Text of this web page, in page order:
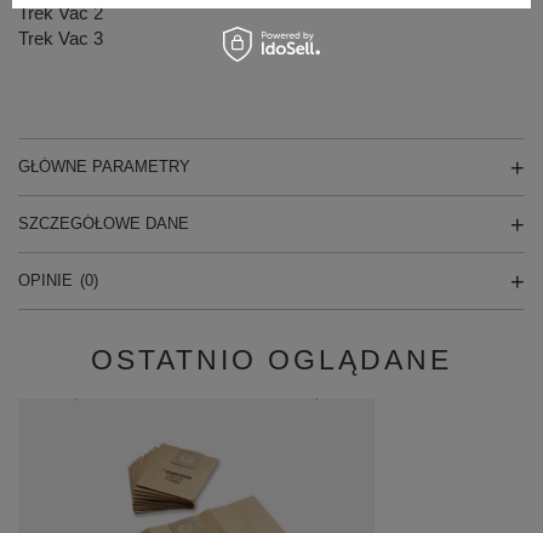
Trek Vac 2
Trek Vac 3
GŁÓWNE PARAMETRY
SZCZEGÓŁOWE DANE
OPINIE (0)
OSTATNIO OGLĄDANE